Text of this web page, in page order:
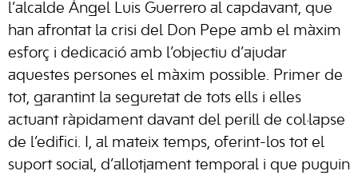
l’alcalde Ángel Luis Guerrero al capdavant, que
han afrontat la crisi del Don Pepe amb el màxim
esforç i dedicació amb l’objectiu d’ajudar
aquestes persones el màxim possible. Primer de
tot, garantint la seguretat de tots ells i elles
actuant ràpidament davant del perill de col·lapse
de l’edifici. I, al mateix temps, oferint-los tot el
suport social, d’allotjament temporal i que puguin